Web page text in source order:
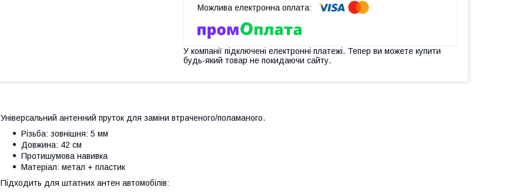
У компанії підключені електронні платежі. Тепер ви можете купити
будь-який товар не покидаючи сайту.
Універсальний антенний пруток для заміни втраченого/поламаного.
Різьба: зовнішня: 5 мм
Довжина: 42 см
Протишумова навивка
Матеріал: метал + пластик
Підходить для штатних антен автомобілів: